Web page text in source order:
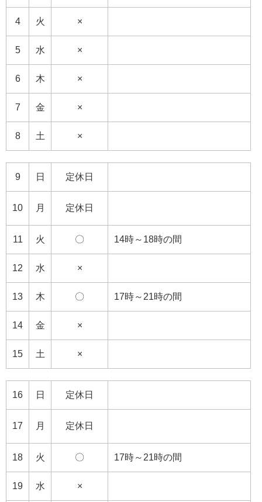
4 火 ×
5 水 ×
6 木 ×
7 金 ×
8 土 ×
9 日 定休日
10 月 定休日
11 火 〇 14時～18時の間
12 水 ×
13 木 〇 17時～21時の間
14 金 ×
15 土 ×
16 日 定休日
17 月 定休日
18 火 〇 17時～21時の間
19 水 ×